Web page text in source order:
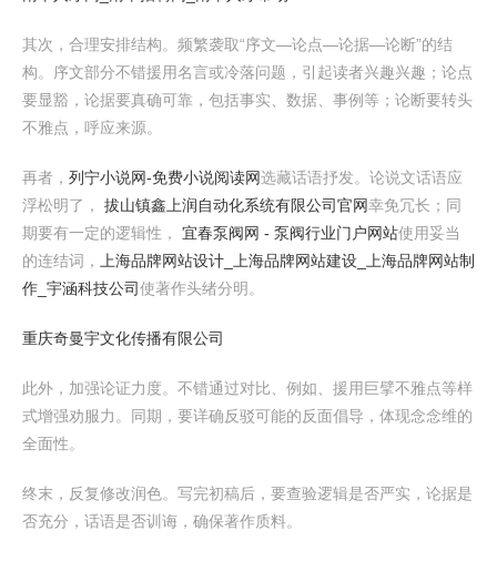
其次，合理安排结构。频繁袭取“序文—论点—论据—论断”的结
构。序文部分不错援用名言或冷落问题，引起读者兴趣兴趣；论点
要显豁，论据要真确可靠，包括事实、数据、事例等；论断要转头
不雅点，呼应来源。
再者， 列宁小说网-免费小说阅读网选藏话语抒发。论说文话语应
浮松明了， 拔山镇鑫上润自动化系统有限公司官网幸免冗长；同
期要有一定的逻辑性， 宜春泵阀网 - 泵阀行业门户网站使用妥当
的连结词，
上海品牌网站设计_上海品牌网站建设_上海品牌网站制
作_宇涵科技公司使著作头绪分明。
重庆奇曼宇文化传播有限公司
此外，加强论证力度。不错通过对比、例如、援用巨擘不雅点等样
式增强劝服力。同期，要详确反驳可能的反面倡导，体现念念维的
全面性。
终末，反复修改润色。写完初稿后，要查验逻辑是否严实，论据是
否充分，话语是否训诲，确保著作质料。